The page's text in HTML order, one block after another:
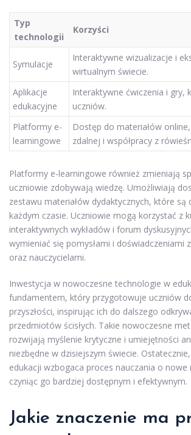
Typ
technologii
Korzyści
Symulacje
Interaktywne wizualizacje i
wirtualnym świecie.
Aplikacje
edukacyjne
Interaktywne ćwiczenia i gry,
uczniów.
Platformy e-
learningowe
Dostęp do materiałów
zdalnej i współpracy z
Platformy e-learningowe również zmieniają
uczniowie zdobywają wiedzę. Umożliwiają
zestawu materiałów dydaktycznych, które są
każdym czasie. Uczniowie mogą korzystać z
interaktywnych wykładów i forum
wymieniać się pomysłami i doświadczeniami
oraz nauczycielami.
Inwestycja w nowoczesne technologie w
fundamentem, który przygotowuje uczniów
przyszłości, inspirując ich do dalszego
przedmiotów ścisłych. Takie nowoczesne
rozwijają myślenie krytyczne i umiejętności
niezbędne w dzisiejszym świecie.
edukacji wzbogaca proces nauczania o nowe
czyniąc go bardziej dostępnym i efektywnym.
Jakie znaczenie ma